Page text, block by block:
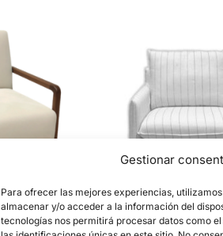
Gestionar
Para ofrecer las mejores experiencias,
almacenar y/o acceder a la información del
tecnologías nos permitirá procesar datos como
Isabel